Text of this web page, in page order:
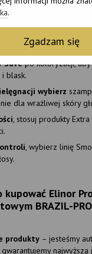
.
Zgadzam się
włosów.
Savepo koloryzacji, aby
blask.
wybierz
dla wrażliwej skóry
, stosuj produkty
, wybierz linię
kupować Elinor
BRAZIL-
produkty – jesteśmy
najwyższą